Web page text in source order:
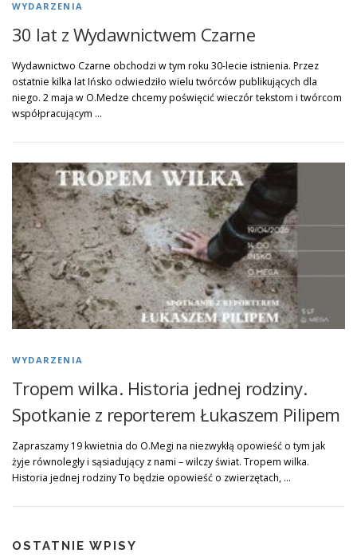
WYDARZENIA
30 lat z Wydawnictwem Czarne
Wydawnictwo Czarne obchodzi w tym roku 30-lecie istnienia. Przez
ostatnie kilka lat Ińsko odwiedziło wielu twórców publikujących dla
niego. 2 maja w O.Medze chcemy poświęcić wieczór tekstom i twórcom
współpracującym …
WYDARZENIA
Tropem wilka. Historia jednej rodziny.
Spotkanie z reporterem Łukaszem Pilipem
Zapraszamy 19 kwietnia do O.Megi na niezwykłą opowieść o tym jak
żyje równoległy i sąsiadujący z nami – wilczy świat. Tropem wilka.
Historia jednej rodziny To będzie opowieść o zwierzętach, …
OSTATNIE WPISY